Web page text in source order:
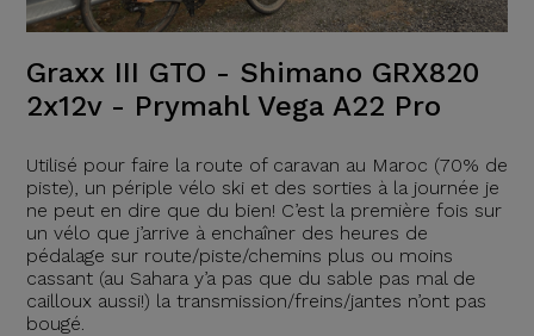
Graxx III GTO - Shimano GRX820
2x12v - Prymahl Vega A22 Pro
Utilisé pour faire la route of caravan au Maroc (70% de
piste), un périple vélo ski et des sorties à la journée je
ne peut en dire que du bien! C’est la première fois sur
un vélo que j’arrive à enchaîner des heures de
pédalage sur route/piste/chemins plus ou moins
cassant (au Sahara y’a pas que du sable pas mal de
cailloux aussi!) la transmission/freins/jantes n’ont pas
bougé.